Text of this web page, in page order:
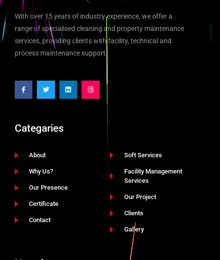
With over 15 years of industry experience, we offer a
range of specialised cleaning and property maintenance
services, providing clients with facility, technical and
process maintenance support.
Categaries
About
Why Us?
Our Presence
Certificate
Contact
Soft Services
Facility Management
Services
Our Project
Clients
Gallery